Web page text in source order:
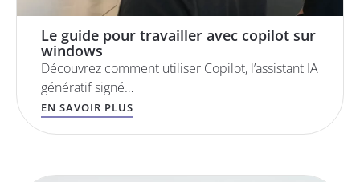
Le guide pour travailler avec copilot sur
windows
Découvrez comment utiliser Copilot, l’assistant IA
génératif signé…
EN SAVOIR PLUS